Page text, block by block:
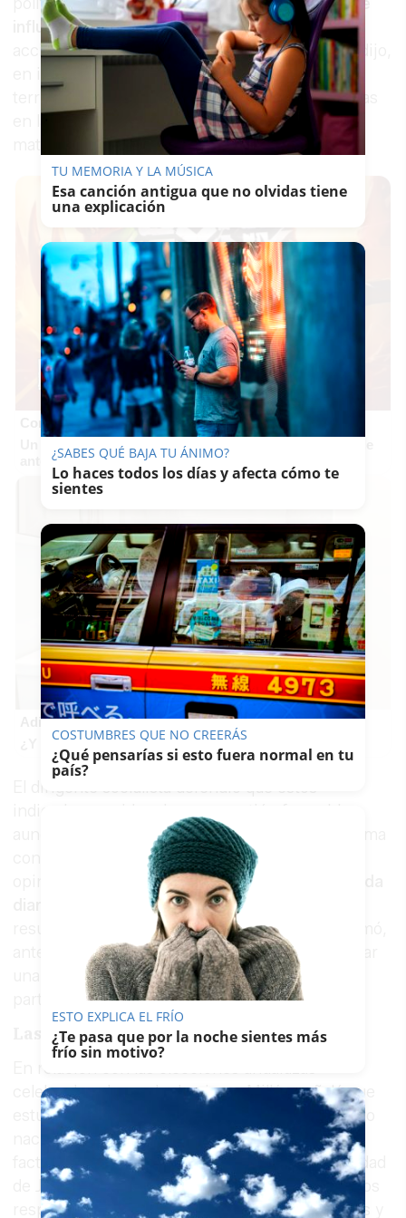
influencia en otros escenarios, pese a que la
acción del Ejecutivo central se traduce, según dijo,
en inversiones y medidas concretas para los
territorios, como ayudas de emergencia, mejoras
en la financiación local y datos positivos en
materia de empleo.
Corepunk MMORPG
Un verdadero MMORPG de la vieja escuela ¡Cómo los de
antes, pero mejor!
Adiós a la cal del baño
¿Y si pudieras eliminar la cal del baño sin esfuerzo?
El dirigente socialista defendió que estos
aunque lamentó que la ciudadanía reciba de forma
constante mensajes sobre asuntos que, en su
o repercuten directamente en su vida
"Esas cosas acaban incidiendo en los
resultados electorales, desgraciadamente", afirmó,
antes de añadir que la situación "se tiene que dar
una pensada" por parte de los responsables del
Las andaluzas
En relación con las elecciones andaluzas
celebradas el pasado domingo, Millán señaló que
estuvieron marcadas sobre todo por un contexto
nacional y regional, con menor peso de los
factores locales. Aun así, destacó que en la ciudad
de Jaén el PSOE aumentó su porcentaje de votos
respecto a los anteriores comicios autonómicos y
TU MEMORIA Y LA MÚSICA
Esa canción antigua que no olvidas tiene
una explicación
¿SABES QUÉ BAJA TU ÁNIMO?
Lo haces todos los días y afecta cómo te
sientes
COSTUMBRES QUE NO CREERÁS
¿Qué pensarías si esto fuera normal en tu
país?
ESTO EXPLICA EL FRÍO
¿Te pasa que por la noche sientes más
frío sin motivo?